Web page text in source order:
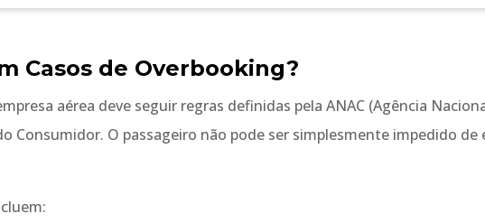
Casos de Overbooking?
aérea deve seguir regras definidas pela ANAC (Agência
Consumidor. O passageiro não pode ser simplesmente impedido de